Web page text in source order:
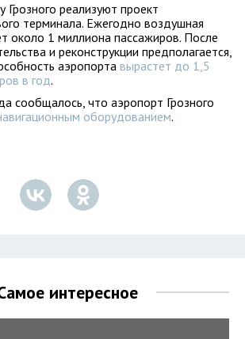
Грозного реализуют проект
терминала. Ежегодно воздушная
около 1 миллиона пассажиров. После
и реконструкции предполагается,
аэропорта вырастет до 1,5
в год.
сообщалось, что аэропорт Грозного
оборудованием.
интересное